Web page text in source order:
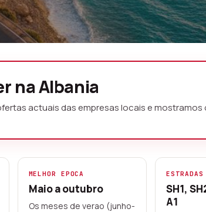
sem
de 20 destinos
empresas locais de
segura online
na Albania
actuais das empresas locais e
MELHOR EPOCA
Maio a outubro
Os meses de verao (junho-
SH1,
A1